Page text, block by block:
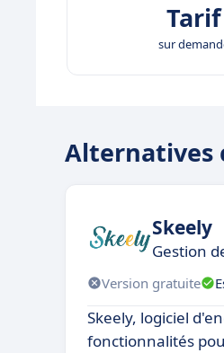
Tarif
sur
Alternatives
Skeely
Gestion
Version gratuite
Skeely, logiciel
fonctionnalités